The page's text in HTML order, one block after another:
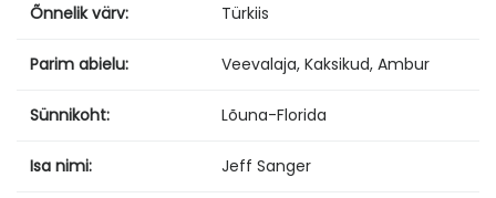
Õnnelik värv: Türkiis
Parim abielu: Veevalaja, Kaksikud, Ambur
Sünnikoht: Lõuna-Florida
Isa nimi: Jeff Sanger